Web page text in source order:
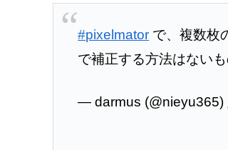
#pixelmator で、複数枚
で補正する方法はない
— darmus (@nieyu365)